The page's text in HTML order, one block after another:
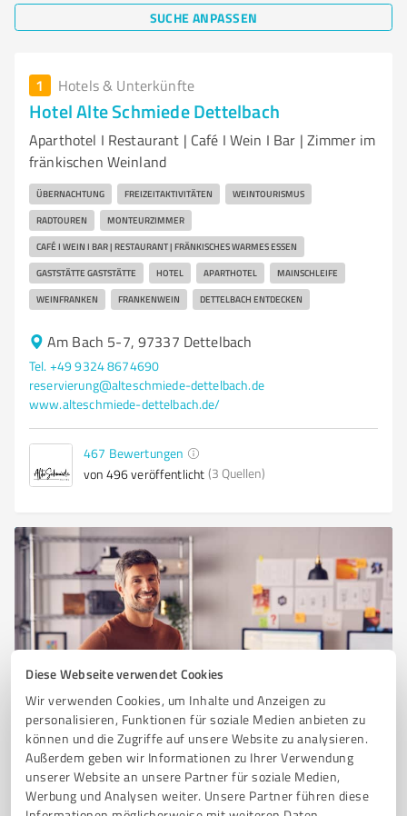
Diese Webseite verwendet Cookies
Wir verwenden Cookies, um Inhalte und Anzeigen zu
personalisieren, Funktionen für soziale Medien anbieten zu
können und die Zugriffe auf unsere Website zu analysieren.
Außerdem geben wir Informationen zu Ihrer Verwendung
unserer Website an unsere Partner für soziale Medien,
Werbung und Analysen weiter. Unsere Partner führen diese
SUCHE ANPASSEN
1 Hotels & Unterkünfte
Hotel Alte Schmiede Dettelbach
Aparthotel I Restaurant | Café I Wein I Bar | Zimmer im
fränkischen Weinland
ÜBERNACHTUNG FREIZEITAKTIVITÄTEN WEINTOURISMUS
RADTOUREN MONTEURZIMMER
CAFÉ I WEIN I BAR | RESTAURANT | FRÄNKISCHES WARMES ESSEN
GASTSTÄTTE GASTSTÄTTE HOTEL APARTHOTEL MAINSCHLEIFE
WEINFRANKEN FRANKENWEIN DETTELBACH ENTDECKEN
Am Bach 5-7, 97337 Dettelbach
Tel. +49 9324 8674690
reservierung@alteschmiede-dettelbach.de
www.alteschmiede-dettelbach.de/
467 Bewertungen
von 496 veröffentlicht (3 Quellen)
Sie möchten auch hier gelistet werden?
Registrieren Sie sich jetzt und werden Sie ein von
Kunden empfohlener ProvenExpert!